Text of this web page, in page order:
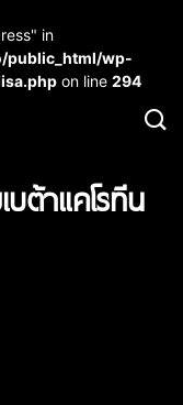
in
public_html/wp-
on line 294
ต้าแคโรทีน